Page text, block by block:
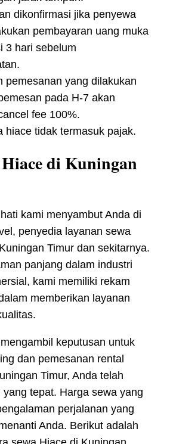
dikonfirmasi jika penyewa
pembayaran uang muka
3 hari sebelum
pemesanan yang dilakukan
pada H-7 akan
fee 100%.
hiace tidak termasuk pajak.
di Kuningan
kami menyambut Anda di
penyedia layanan sewa
Timur dan sekitarnya.
panjang dalam industri
kami memiliki rekam
memberikan layanan
keputusan untuk
dan pemesanan rental
Timur, Anda telah
tepat. Harga sewa yang
perjalanan yang
Anda. Berikut adalah